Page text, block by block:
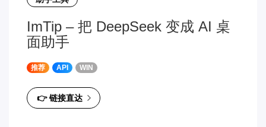
ImTip – 把 DeepSeek 变成 AI 桌
面助手
推荐 API WIN
👉 链接直达